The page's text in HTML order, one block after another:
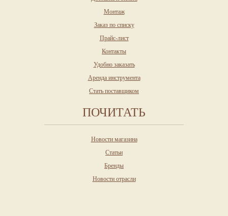
Монтаж
Заказ по списку
Прайс-лист
Контакты
Удобно заказать
Аренда инструмента
Стать поставщиком
ПОЧИТАТЬ
Новости магазина
Статьи
Бренды
Новости отрасли